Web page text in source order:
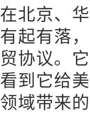
在北京、
有起有落
贸协议。
看到它给
领域带来